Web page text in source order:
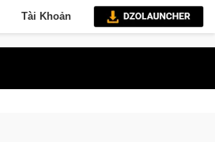
Tài Khoản